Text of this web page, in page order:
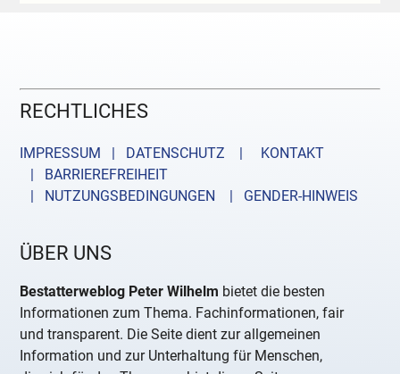
RECHTLICHES
IMPRESSUM | DATENSCHUTZ |
KONTAKT
| BARRIEREFREIHEIT
| NUTZUNGSBEDINGUNGEN
| GENDER-HINWEIS
ÜBER UNS
Bestatterweblog Peter Wilhelm bietet die besten
Informationen zum Thema. Fachinformationen, fair
und transparent. Die Seite dient zur allgemeinen
Information und zur Unterhaltung für Menschen,